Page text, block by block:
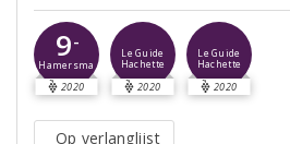
9-
Hamersma
2020
Le Guide
Hachette
2020
Le Guide
Hachette
2020
Op verlanglijst